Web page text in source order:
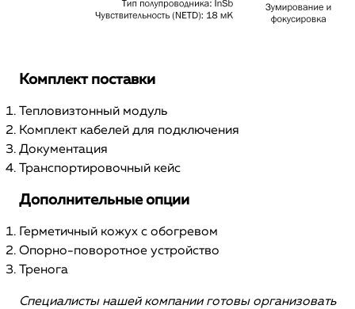
Комплект поставки
Тепловизтонный модуль
Комплект кабелей для подключения
Документация
Транспортировочный кейс
Дополнительные опции
Герметичный кожух с обогревом
Опорно-поворотное устройство
Тренога
Специалисты нашей компании готовы организовать